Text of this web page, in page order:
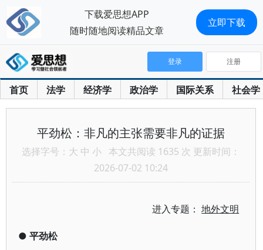
首页 法学 经济学 政治学 国际关系 社会学
登录 注册
平劲松：非凡的主张需要非凡的证据
选择字号： 大 中 小 本文共阅读 1635 次 更新时间：
2026-07-02 10:24
进入专题：地外文明
● 平劲松
下载爱思想APP
随时随地阅读精品文章
立即下载